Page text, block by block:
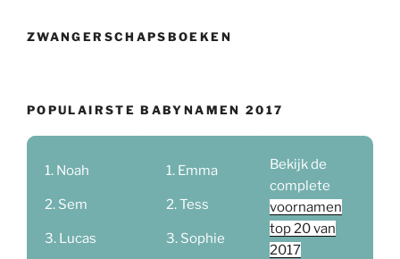
ZWANGERSCHAPSBOEKEN
POPULAIRSTE BABYNAMEN 2017
Noah
Sem
Lucas
Emma
Tess
Sophie
Bekijk de
complete
voornamen
top 20 van
2017